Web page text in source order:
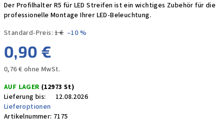
Der Profilhalter R5 für LED Streifen ist ein wichtiges Zubehör für die
professionelle Montage Ihrer LED-Beleuchtung.
Standard-Preis: 1 € –10 %
0,90 €
0,76 € ohne MwSt.
AUF LAGER (12973 St)
Lieferung bis:
12.08.2026
Lieferoptionen
Artikelnummer: 7175